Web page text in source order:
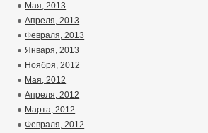
Мая, 2013
Апреля, 2013
Февраля, 2013
Января, 2013
Ноября, 2012
Мая, 2012
Апреля, 2012
Марта, 2012
Февраля, 2012